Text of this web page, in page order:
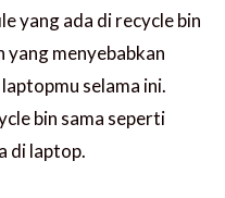
yang ada di recycle bin
yang menyebabkan
selama ini.
bin sama seperti
di laptop.